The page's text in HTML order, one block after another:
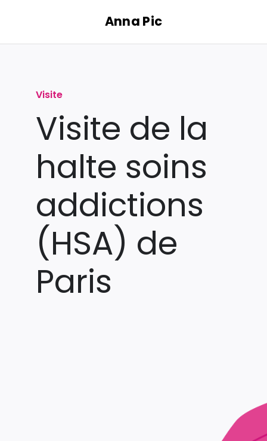
contenu
Anna Pic
Visite
Visite de la
halte soins
addictions
(HSA) de
Paris